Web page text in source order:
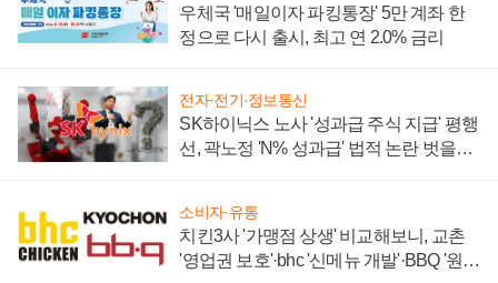
우체국 '매일이자 파킹통장' 5만 계좌 한
정으로 다시 출시, 최고 연 2.0% 금리
전자·전기·정보통신
SK하이닉스 노사 '성과급 주식 지급' 평행
선, 곽노정 'N% 성과급' 법적 논란 벗을지
소비자·유통
치킨3사 '가맹점 상생' 비교해보니, 교촌
'영업권 보호'·bhc '신메뉴 개발'·BBQ '원가